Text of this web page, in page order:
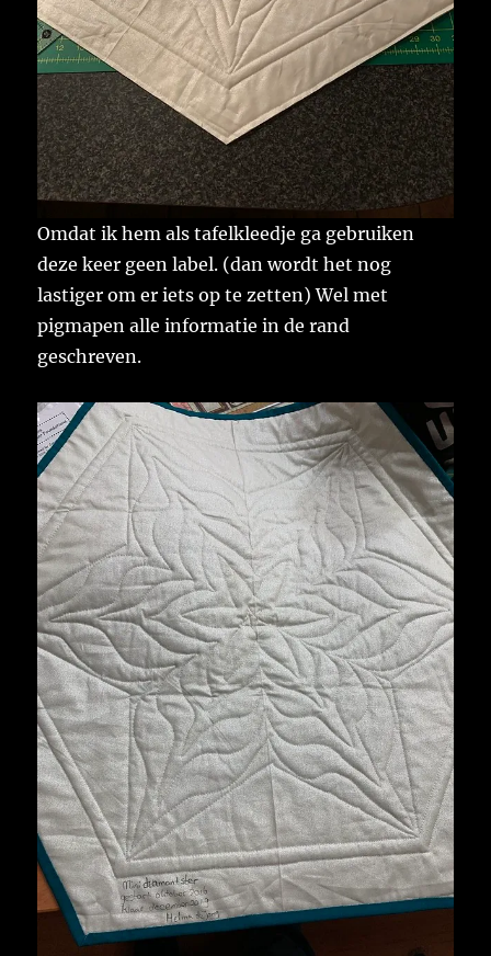
Omdat ik hem als tafelkleedje ga gebruiken
deze keer geen label. (dan wordt het nog
lastiger om er iets op te zetten) Wel met
pigmapen alle informatie in de rand
geschreven.